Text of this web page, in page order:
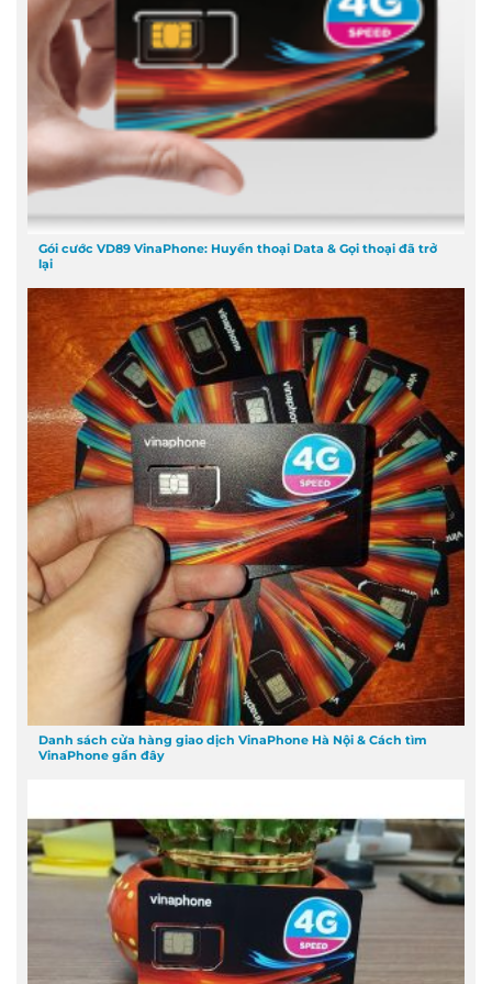
Gói cước VD89 VinaPhone: Huyền thoại Data & Gọi thoại đã trở
lại
Danh sách cửa hàng giao dịch VinaPhone Hà Nội & Cách tìm
VinaPhone gần đây